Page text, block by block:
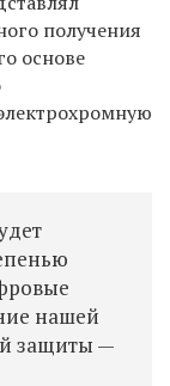
получения
основе
нашей
защиты —